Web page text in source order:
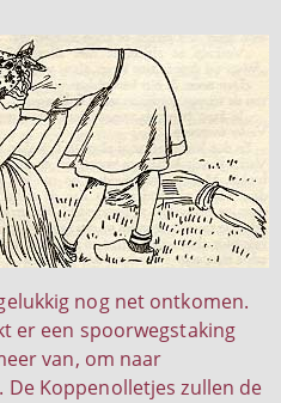
nog net ontkomen.
er een spoorwegstaking
van, om naar
Koppenolletjes zullen de